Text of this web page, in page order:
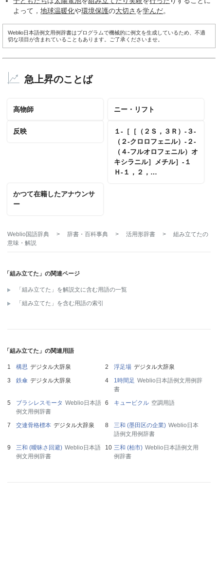
よって，地球温暖化や環境保護の大切さ を学んだ。
Weblio日本語例文用例辞書はプログラムで機械的に例文を生成しているため、不適
切な項目が含まれていることもあります。ご了承くださいませ。
急上昇のことば
高物師 ニー・リフト
反映
１‐［［（２Ｓ，３Ｒ）‐３‐
（２‐クロロフェニル）‐２‐
（４‐フルオロフェニル）オ
キシラニル］メチル］‐１
Ｈ‐１，２，…
かつて在籍したアナウンサ
ー
Weblio国語辞典 > 辞書・百科事典 > 活用形辞書 > 組み立てたの
意味・解説
「組み立てた」の関連ページ
「組み立てた」を解説文に含む用語の一覧
「組み立てた」を含む用語の索引
「組み立てた」の関連用語
構思 デジタル大辞泉 浮足場 デジタル大辞泉
鉄傘 デジタル大辞泉 1時間足 Weblio日本語例文用例辞
書
ブラシレスモータ Weblio日本語
例文用例辞書
キュービクル 空調用語
交連骨格標本 デジタル大辞泉 三和 (墨田区の企業) Weblio日本
語例文用例辞書
三和 (曖昧さ回避) Weblio日本語
例文用例辞書
三和 (柏市) Weblio日本語例文用
例辞書